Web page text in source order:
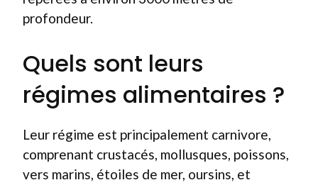
profondeur.
Quels sont leurs
régimes alimentaires ?
Leur régime est principalement carnivore,
comprenant crustacés, mollusques, poissons,
vers marins, étoiles de mer, oursins, et